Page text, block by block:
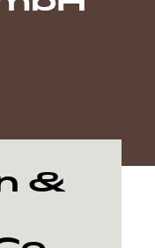
&